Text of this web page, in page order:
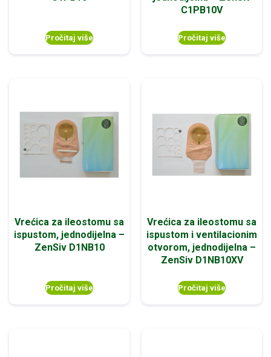
Pročitaj više
C1PB10V
Pročitaj više
Vrećica za ileostomu sa
ispustom, jednodijelna –
ZenSiv D1NB10
Pročitaj više
Vrećica za ileostomu sa
ispustom i ventilacionim
otvorom, jednodijelna –
ZenSiv D1NB10XV
Pročitaj više